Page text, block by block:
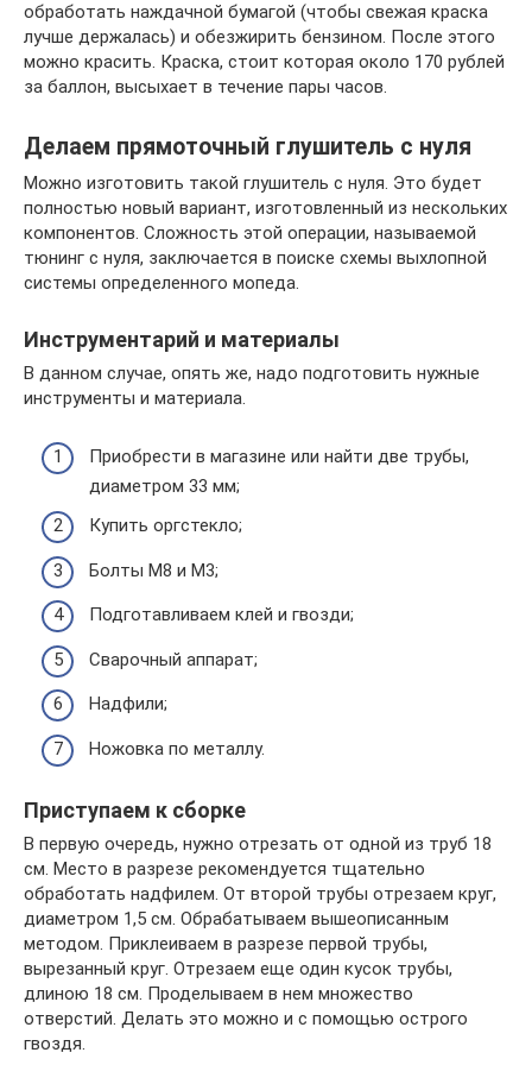
обработать наждачной бумагой (чтобы свежая краска
лучше держалась) и обезжирить бензином. После этого
можно красить. Краска, стоит которая около 170 рублей
за баллон, высыхает в течение пары часов.
Делаем прямоточный глушитель с нуля
Можно изготовить такой глушитель с нуля. Это будет
полностью новый вариант, изготовленный из нескольких
компонентов. Сложность этой операции, называемой
тюнинг с нуля, заключается в поиске схемы выхлопной
системы определенного мопеда.
Инструментарий и материалы
В данном случае, опять же, надо подготовить нужные
инструменты и материала.
Приобрести в магазине или найти две трубы,
диаметром 33 мм;
Купить оргстекло;
Болты М8 и М3;
Подготавливаем клей и гвозди;
Сварочный аппарат;
Надфили;
Ножовка по металлу.
Приступаем к сборке
В первую очередь, нужно отрезать от одной из труб 18
см. Место в разрезе рекомендуется тщательно
обработать надфилем. От второй трубы отрезаем круг,
диаметром 1,5 см. Обрабатываем вышеописанным
методом. Приклеиваем в разрезе первой трубы,
вырезанный круг. Отрезаем еще один кусок трубы,
длиною 18 см. Проделываем в нем множество
отверстий. Делать это можно и с помощью острого
гвоздя.